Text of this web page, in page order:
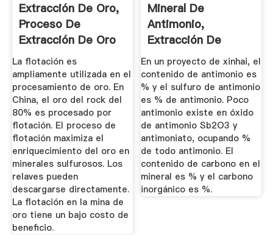
Extracción De Oro,
Proceso De
Extracción De Oro
...
La flotación es
ampliamente utilizada en el
procesamiento de oro. En
China, el oro del rock del
80% es procesado por
flotación. El proceso de
flotación maximiza el
enriquecimiento del oro en
minerales sulfurosos. Los
relaves pueden
descargarse directamente.
La flotación en la mina de
oro tiene un bajo costo de
beneficio.
Mineral De
Antimonio,
Extracción De
Antimonio ...
En un proyecto de xinhai, el
contenido de antimonio es
% y el sulfuro de antimonio
es % de antimonio. Poco
antimonio existe en óxido
de antimonio Sb2O3 y
antimoniato, ocupando %
de todo antimonio. El
contenido de carbono en el
mineral es % y el carbono
inorgánico es %.